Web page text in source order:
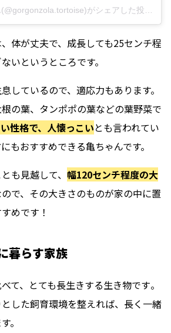
体が丈夫で、成長しても25センチ程
いというところです。
しているので、適応力もあります。
の葉、タンポポの葉などの葉野菜で
性格で、人懐っこいとも言われてい
もおすすめできる亀ちゃんです。
も見越して、 幅120センチ程度の大
で、その大きさのものが家の中に置
めです！
暮らす家族
て、 とても長生きする生き物です。
した飼育環境を整えれば、長く一緒
。